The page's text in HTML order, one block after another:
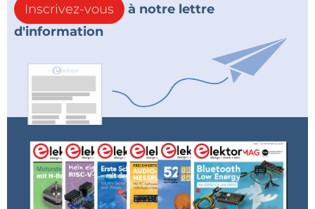
Inscrivez-vous
à notre lettre
d'information